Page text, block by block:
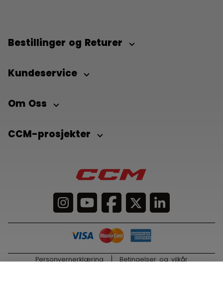
Bestillinger og Returer
Kundeservice
Om Oss
CCM-prosjekter
Personvernerklæring Betingelser og vilkår